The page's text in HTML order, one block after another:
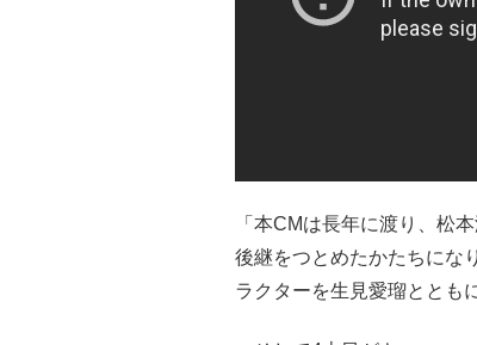
「本CMは長年に渡り、松
後継をつとめたかたちにな
ラクターを生見愛瑠ととも